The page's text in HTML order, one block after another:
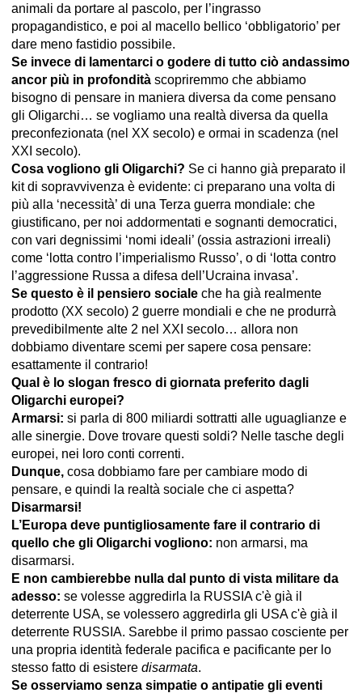
animali da portare al pascolo, per l’ingrasso
propagandistico, e poi al macello bellico ‘obbligatorio’ per
dare meno fastidio possibile.
Se invece di lamentarci o godere di tutto ciò andassimo
ancor più in profondità scopriremmo che abbiamo
bisogno di pensare in maniera diversa da come pensano
gli Oligarchi… se vogliamo una realtà diversa da quella
preconfezionata (nel XX secolo) e ormai in scadenza (nel
XXI secolo).
Cosa vogliono gli Oligarchi? Se ci hanno già preparato il
kit di sopravvivenza è evidente: ci preparano una volta di
più alla ‘necessità’ di una Terza guerra mondiale: che
giustificano, per noi addormentati e sognanti democratici,
con vari degnissimi ‘nomi ideali’ (ossia astrazioni irreali)
come ‘lotta contro l’imperialismo Russo’, o di ‘lotta contro
l’aggressione Russa a difesa dell’Ucraina invasa’.
Se questo è il pensiero sociale che ha già realmente
prodotto (XX secolo) 2 guerre mondiali e che ne produrrà
prevedibilmente alte 2 nel XXI secolo… allora non
dobbiamo diventare scemi per sapere cosa pensare:
esattamente il contrario!
Qual è lo slogan fresco di giornata preferito dagli
Oligarchi europei?
Armarsi: si parla di 800 miliardi sottratti alle uguaglianze e
alle sinergie. Dove trovare questi soldi? Nelle tasche degli
europei, nei loro conti correnti.
Dunque, cosa dobbiamo fare per cambiare modo di
pensare, e quindi la realtà sociale che ci aspetta?
Disarmarsi!
L’Europa deve puntigliosamente fare il contrario di
quello che gli Oligarchi vogliono: non armarsi, ma
disarmarsi.
E non cambierebbe nulla dal punto di vista militare da
adesso: se volesse aggredirla la RUSSIA c'è già il
deterrente USA, se volessero aggredirla gli USA c'è già il
deterrente RUSSIA. Sarebbe il primo passao cosciente per
una propria identità federale pacifica e pacificante per lo
stesso fatto di esistere disarmata.
Se osserviamo senza simpatie o antipatie gli eventi